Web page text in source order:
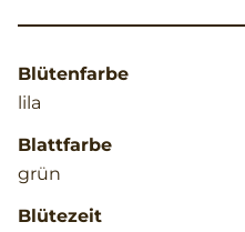
Blütenfarbe
lila
Blattfarbe
grün
Blütezeit